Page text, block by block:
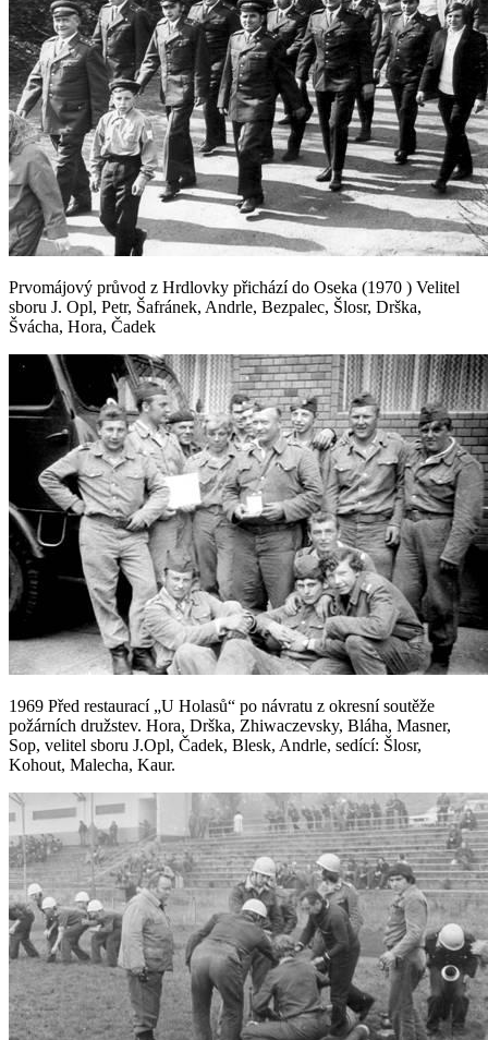
Prvomájový průvod z Hrdlovky přichází do Oseka (1970 ) Velitel
sboru J. Opl, Petr, Šafránek, Andrle, Bezpalec, Šlosr, Drška,
Švácha, Hora, Čadek
1969 Před restaurací „U Holasů“ po návratu z okresní soutěže
požárních družstev. Hora, Drška, Zhiwaczevsky, Bláha, Masner,
Sop, velitel sboru J.Opl, Čadek, Blesk, Andrle, sedící: Šlosr,
Kohout, Malecha, Kaur.